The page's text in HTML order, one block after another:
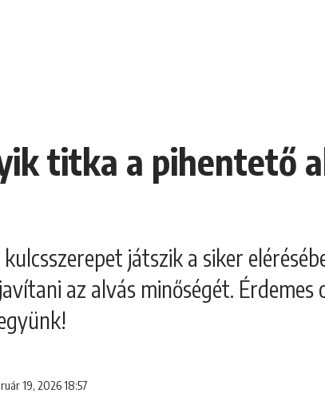
titka a pihentető
játszik a siker
az alvás minőségét.
19, 2026 18:57